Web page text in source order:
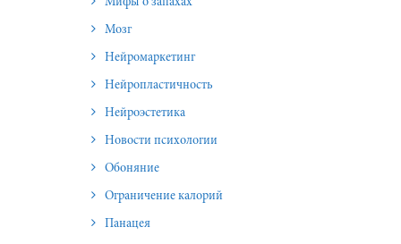
Мозг
Нейромаркетинг
Нейропластичность
Нейроэстетика
Новости психологии
Обоняние
Ограничение калорий
Панацея